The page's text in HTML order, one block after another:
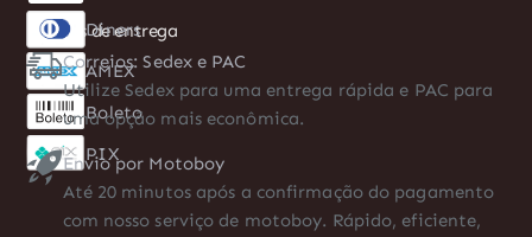
Formas de entrega
Correios: Sedex e PAC
Utilize Sedex para uma entrega rápida e PAC para
uma opção mais econômica.
Envio por Motoboy
Até 20 minutos após a confirmação do pagamento
com nosso serviço de motoboy. Rápido, eficiente,